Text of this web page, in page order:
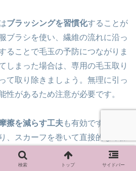
ブラッシングを習慣化することが
ブラシを使い、繊維の流れに沿っ
ることで毛玉の予防につながりま
しまった場合は、専用の毛玉取り
て取り除きましょう。無理に引っ
性があるため注意が必要です。
擦を減らす工夫も有効です。バッ
、スカーフを巻いて直接的な摩擦
を抑えられます。
検索 トップ サイドバー